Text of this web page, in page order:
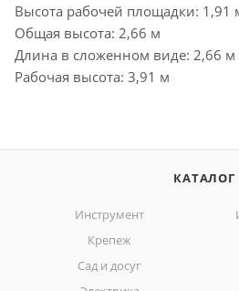
Высота рабочей площадки: 1,91
Общая высота: 2,66 м
Длина в сложенном виде: 2,66 м
Рабочая высота: 3,91 м
КАТАЛОГ
Инструмент
Крепеж
Сад и досуг